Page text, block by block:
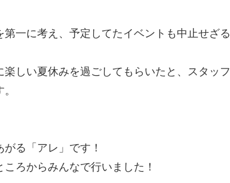
一に考え、予定してたイベントも中止せざる
しい夏休みを過ごしてもらいたと、スタッフ
る「アレ」です！
ろからみんなで行いました！